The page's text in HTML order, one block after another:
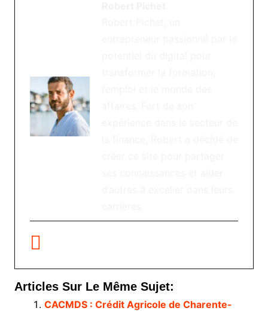
Articles Sur Le Même Sujet:
CACMDS : Crédit Agricole de Charente-